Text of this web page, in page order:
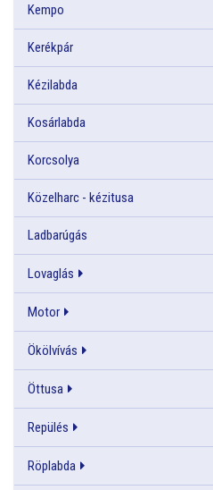
Kempo
Kerékpár
Kézilabda
Kosárlabda
Korcsolya
Közelharc - kézitusa
Ladbarúgás
Lovaglás
Motor
Ökölvívás
Öttusa
Repülés
Röplabda